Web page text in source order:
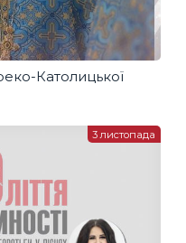
Католицької
3 листопада